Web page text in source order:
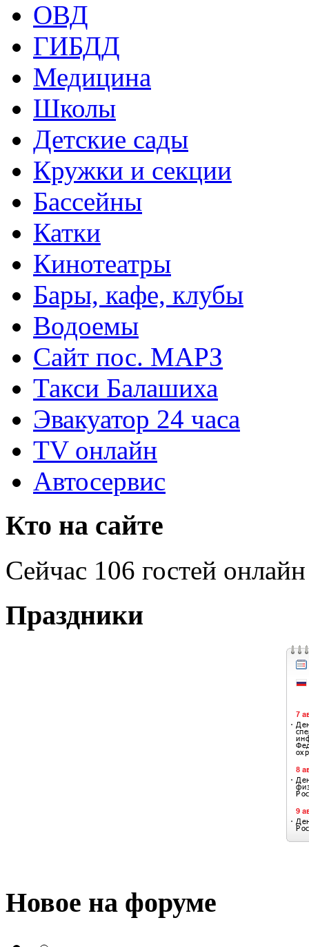
ОВД
ГИБДД
Медицина
Школы
Детские сады
Кружки и секции
Бассейны
Катки
Кинотеатры
Бары, кафе, клубы
Водоемы
Сайт пос. МАРЗ
Такси Балашиха
Эвакуатор 24 часа
TV онлайн
Автосервис
Кто на сайте
Сейчас 106 гостей онлайн
Праздники
Новое на форуме